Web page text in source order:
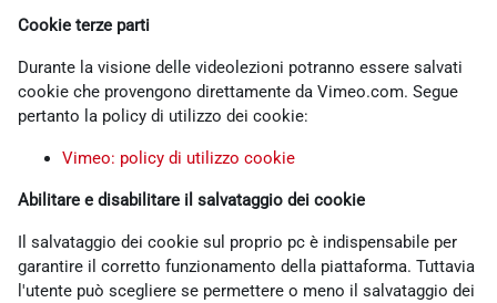
Cookie terze parti
Durante la visione delle videolezioni potranno essere salvati
cookie che provengono direttamente da Vimeo.com. Segue
pertanto la policy di utilizzo dei cookie:
Vimeo: policy di utilizzo cookie
Abilitare e disabilitare il salvataggio dei cookie
Il salvataggio dei cookie sul proprio pc è indispensabile per
garantire il corretto funzionamento della piattaforma. Tuttavia
l'utente può scegliere se permettere o meno il salvataggio dei